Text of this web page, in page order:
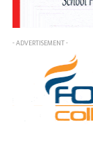
- ADVERTISEMENT -